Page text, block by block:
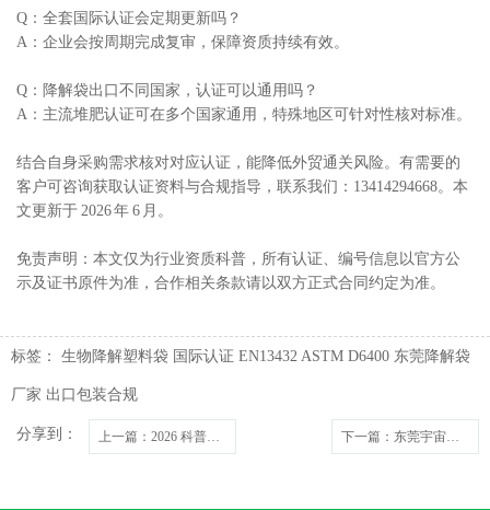
Q：全套国际认证会定期更新吗？
A：企业会按周期完成复审，保障资质持续有效。
Q：降解袋出口不同国家，认证可以通用吗？
A：主流堆肥认证可在多个国家通用，特殊地区可针对性核对标准。
结合自身采购需求核对对应认证，能降低外贸通关风险。 有需要的
客户可咨询获取认证资料与合规指导，联系我们：13414294668。本
文更新于 2026 年 6 月。
免责声明：本文仅为行业资质科普，所有认证、编号信息以官方公
示及证书原件为准，合作相关条款请以双方正式合同约定为准。
标签： 生物降解塑料袋 国际认证 EN13432 ASTM D6400 东莞降解袋
厂家 出口包装合规
分享到： 上一篇 ：2026 科普：东莞宇宙环保生物降解塑料袋交货周期是多久？ 下一篇 ：东莞宇宙环保科技有限公司常见问题